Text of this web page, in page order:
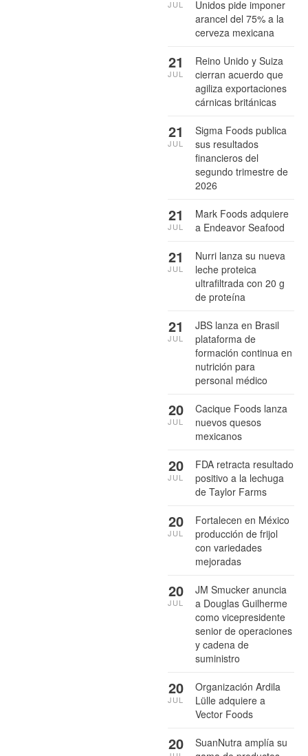
Unidos pide imponer
arancel del 75% a la
cerveza mexicana
JUL
Reino Unido y Suiza
cierran acuerdo que
agiliza exportaciones
cárnicas británicas
21
JUL
Sigma Foods publica
sus resultados
financieros del
segundo trimestre de
2026
21
JUL
Mark Foods adquiere
a Endeavor Seafood
21
JUL
Nurri lanza su nueva
leche proteica
ultrafiltrada con 20 g
de proteína
21
JUL
JBS lanza en Brasil
plataforma de
formación continua en
nutrición para
personal médico
21
JUL
Cacique Foods lanza
nuevos quesos
mexicanos
20
JUL
FDA retracta resultado
positivo a la lechuga
de Taylor Farms
20
JUL
Fortalecen en México
producción de frijol
con variedades
mejoradas
20
JUL
JM Smucker anuncia
a Douglas Guilherme
como vicepresidente
senior de operaciones
y cadena de
suministro
20
JUL
Organización Ardila
Lülle adquiere a
Vector Foods
20
JUL
SuanNutra amplía su
20